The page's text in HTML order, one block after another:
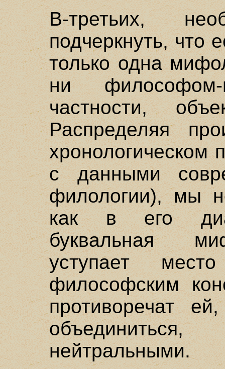
В-третьих,
подчеркнуть, что
только одна
ни
частности,
Распределяя
хронологическом
с данными
филологии), мы
как в его
буквальная
уступает
философским
противоречат
нейтральными.